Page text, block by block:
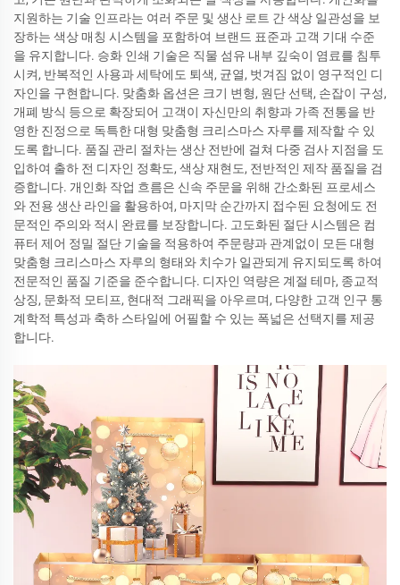
지원하는 기술 인프라는 여러 주문 및 생산 로트 간 색상 일관성을 보
장하는 색상 매칭 시스템을 포함하여 브랜드 표준과 고객 기대 수준
을 유지합니다. 승화 인쇄 기술은 직물 섬유 내부 깊숙이 염료를 침투
시켜, 반복적인 사용과 세탁에도 퇴색, 균열, 벗겨짐 없이 영구적인 디
자인을 구현합니다. 맞춤화 옵션은 크기 변형, 원단 선택, 손잡이 구성,
개폐 방식 등으로 확장되어 고객이 자신만의 취향과 가족 전통을 반
영한 진정으로 독특한 대형 맞춤형 크리스마스 자루를 제작할 수 있
도록 합니다. 품질 관리 절차는 생산 전반에 걸쳐 다중 검사 지점을 도
입하여 출하 전 디자인 정확도, 색상 재현도, 전반적인 제작 품질을 검
증합니다. 개인화 작업 흐름은 신속 주문을 위해 간소화된 프로세스
와 전용 생산 라인을 활용하여, 마지막 순간까지 접수된 요청에도 전
문적인 주의와 적시 완료를 보장합니다. 고도화된 절단 시스템은 컴
퓨터 제어 정밀 절단 기술을 적용하여 주문량과 관계없이 모든 대형
맞춤형 크리스마스 자루의 형태와 치수가 일관되게 유지되도록 하여
전문적인 품질 기준을 준수합니다. 디자인 역량은 계절 테마, 종교적
상징, 문화적 모티프, 현대적 그래픽을 아우르며, 다양한 고객 인구 통
계학적 특성과 축하 스타일에 어필할 수 있는 폭넓은 선택지를 제공
합니다.